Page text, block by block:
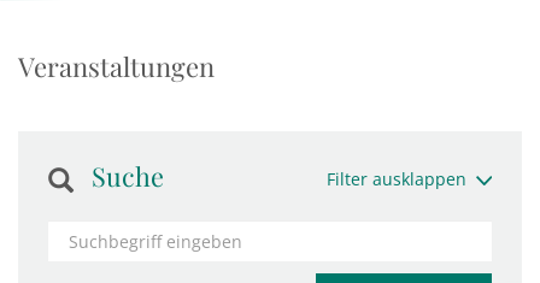
Veranstaltungen
Suche Filter ausklappen